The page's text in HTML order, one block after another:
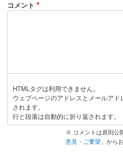
キ
へ
の
返
信
コメント
HTMLタグは利用できません。
ウェブページのアドレスとメールア
されます。
行と段落は自動的に折り返されます。
※ コメントは原則公
意見・ご要望 」から